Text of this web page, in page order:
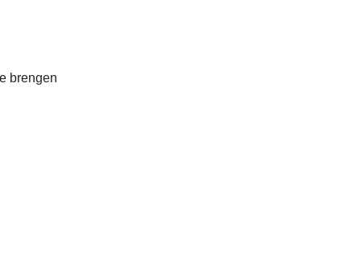
brengen